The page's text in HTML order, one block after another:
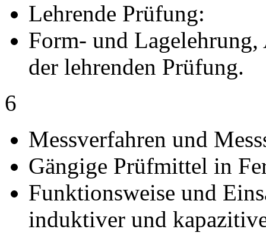
Lehrende Prüfung:
Form- und
der lehrenden Prüfung.
6
Messverfahren und
Gängige Prüfmittel in
Funktionsweise und
induktiver und